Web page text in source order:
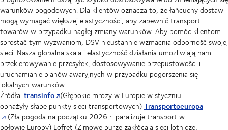
warunków pogodowych. Dla klientów oznacza to, że łańcuchy dostaw
mogą wymagać większej elastyczności, aby zapewnić transport
towarów w przypadku nagłej zmiany warunków. Aby pomóc klientom
sprostać tym wyzwaniom, DSV nieustannie wzmacnia odporność swojej
sieci. Nasza globalna skala i elastyczność działania umożliwiają nam
przekierowywanie przesyłek, dostosowywanie przepustowości i
uruchamianie planów awaryjnych w przypadku pogorszenia się
lokalnych warunków.
Źródła:transinfo (Głębokie mrozy w Europie w styczniu
obnażyły słabe punkty sieci transportowych)Transportoeuropa
(Zła pogoda na początku 2026 r. paraliżuje transport w
połowie Europy) Lofret (Zimowe burze zakłócają sieci lotnicze,